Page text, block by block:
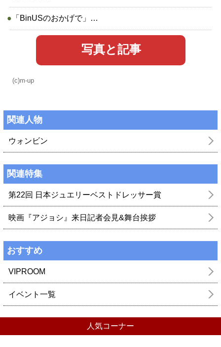
● 「BinUSのおかげで」…
写真と記事
(c)m-up
関連人物
ウォンビン
関連特集
第22回 日本ジュエリーベストドレッサー賞
映画『アジョシ』来日記者会見&舞台挨拶
おすすめ
VIPROOM
イベント一覧
人気コーナー